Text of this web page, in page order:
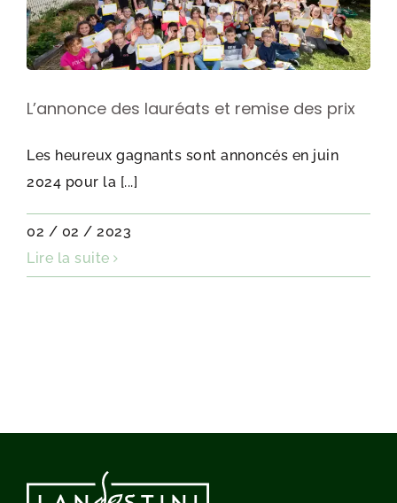
L’annonce des lauréats et remise des prix
Les heureux gagnants sont annoncés en juin
2024 pour la [...]
02 / 02 / 2023
Lire la suite